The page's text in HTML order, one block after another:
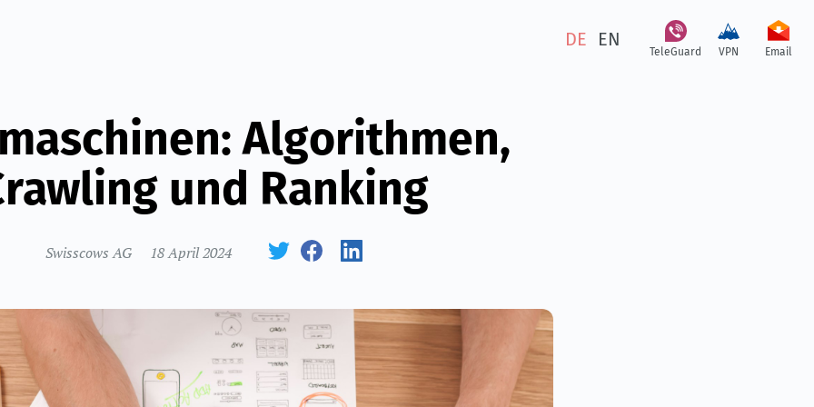
DE EN
TeleGuard VPN Email
Algorithmen,
und Ranking
Swisscows AG 18 April 2024